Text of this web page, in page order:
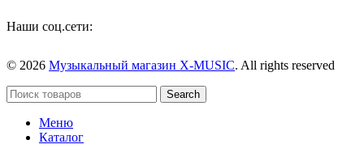
Наши соц.сети:
© 2026 Музыкальный магазин X-MUSIC. All rights reserved
Search
Меню
Каталог